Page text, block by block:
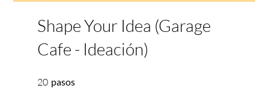
Shape Your Idea (Garage
Cafe - Ideación)
20 pasos